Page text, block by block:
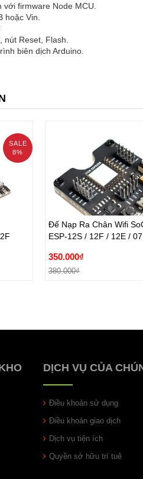
firmware Node MCU.
hoặc Vin.
Reset, Flash.
biên dịch Arduino.
SALE
8%
Đế Nạp Ra Chân Wifi
ESP-12S / 12F / 12E /
350.000₫
380.000₫
Đế Nạp Ra Chân Wifi
ESP-12S / 12F / 12E /
350.000₫
DỊCH VỤ CỦA
Điều khoản sử dụng
Điều khoản giao dịch
Dịch vụ tiện ích
Quyền sở hữu trí tuệ